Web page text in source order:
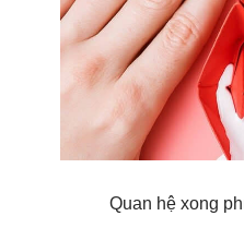
Quan hệ xong